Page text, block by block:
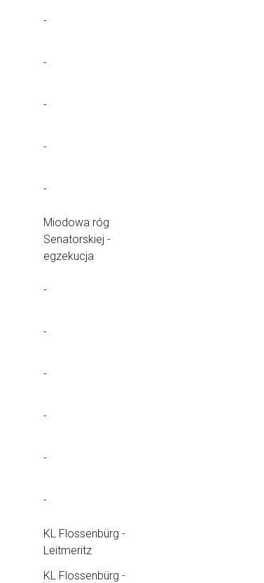
-
-
-
-
-
Miodowa róg
Senatorskiej -
egzekucja
-
-
-
-
-
-
KL Flossenbürg -
Leitmeritz
KL Flossenbürg -